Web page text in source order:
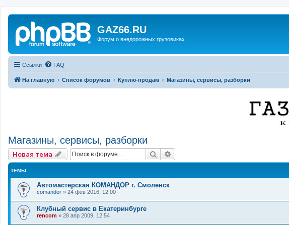
GAZ66.RU
Форум о внедорожных грузовиках
Ссылки FAQ
На главную Список форумов Куплю-продам Магазины, сервисы, разборки
Магазины, сервисы, разборки
Новая тема Поиск
ТЕМЫ
Автомастерская КОМАНДОР г. Смоленск
comandor » 24 фев 2016, 12:00
Клубный сервис в Екатеринбурге
rencom » 28 апр 2009, 12:54